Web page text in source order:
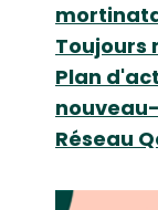
Toujours
Plan
Réseau